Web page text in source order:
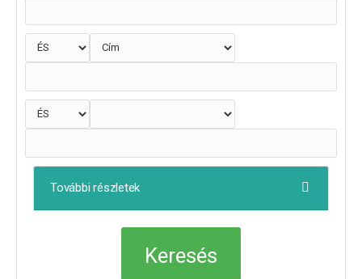
További részletek